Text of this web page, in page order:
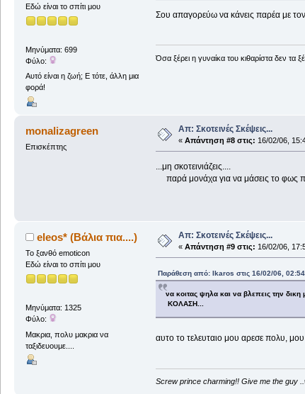
Εδώ είναι το σπίτι μου
Μηνύματα: 699
Φύλο:
Αυτό είναι η ζωή; Ε τότε, άλλη μια
φορά!
Σου απαγορεύω να κάνεις παρέα με τον
Όσα ξέρει η γυναίκα του κιθαρίστα δεν τα
monalizagreen
Επισκέπτης
Απ: Σκοτεινές Σκέψεις...
« Απάντηση #8 στις: 16/02/06,
...μη σκοτεινιάζεις....
παρά μονάχα για να μάσεις το φως
eleos* (Βάλια πια....)
Το ξανθό emoticon
Εδώ είναι το σπίτι μου
Μηνύματα: 1325
Φύλο:
Μακρια, πολυ μακρια να
ταξιδευουμε....
Απ: Σκοτεινές Σκέψεις...
« Απάντηση #9 στις: 16/02/06,
Παράθεση από: Ikaros στις 16/02/06, 02:54
να κοιτας ψηλα και να βλεπεις την δικη
ΚΟΛΑΣΗ...
αυτο το τελευταιο μου αρεσε πολυ, μου
Screw prince charming!! Give me the guy